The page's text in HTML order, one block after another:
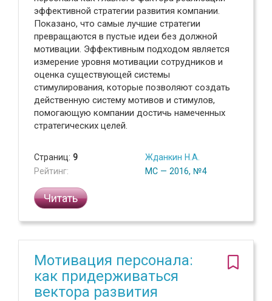
эффективной стратегии развития компании.
Показано, что самые лучшие стратегии
превращаются в пустые идеи без должной
мотивации. Эффективным подходом является
измерение уровня мотивации сотрудников и
оценка существующей системы
стимулирования, которые позволяют создать
действенную систему мотивов и стимулов,
помогающую компании достичь намеченных
стратегических целей.
Страниц: 9
Рейтинг:
Жданкин Н.А.
МС — 2016, №4
Читать
Мотивация персонала:
как придерживаться
вектора развития